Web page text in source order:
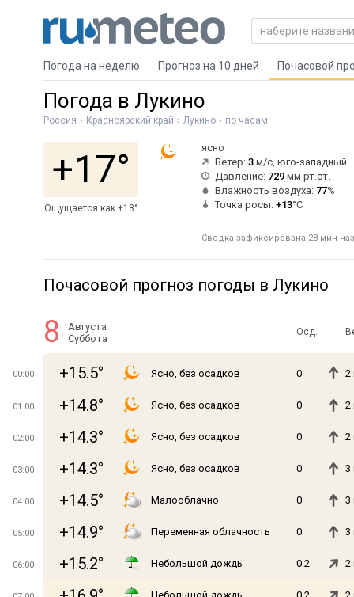
Погода на неделю Прогноз на 10 дней Почасовой
Погода в Лукино
Россия Красноярский край Лукино по часам
+17°
Ощущается как +18°
ясно
Ветер: 3 м/с, юго-западный
Давление: 729 мм рт.ст.
Влажность воздуха: 77%
Точка росы: +13°C
Сводка зафиксирована 28 мин
Почасовой прогноз погоды в Лукино
8
Августа
Суббота
Осд.
00:00 +15.5° Ясно, без осадков 0 2
01:00 +14.8° Ясно, без осадков 0 2
02:00 +14.3° Ясно, без осадков 0 2
03:00 +14.3° Ясно, без осадков 0 3
04:00 +14.5° Малооблачно 0 3
05:00 +14.9° Переменная облачность 0 3
06:00 +15.2° Небольшой дождь 0.2 2